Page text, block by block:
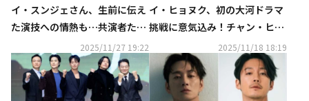
イ・スンジェさん、生前に伝え
た演技への情熱も…共演者たち
との思い出の写真が続々
2025/11/27 19:22
イ・ヒョヌク、初の大河ドラマ
挑戦に意気込み！チャン・ヒョ
クの美男子役にも期待2025/11/18 18:19